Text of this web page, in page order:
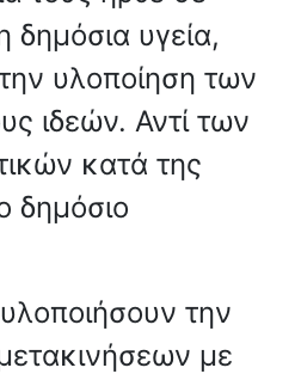
υγεία,
υλοποίηση των
ιδεών. Αντί των
κατά της
δημόσιο
την
με